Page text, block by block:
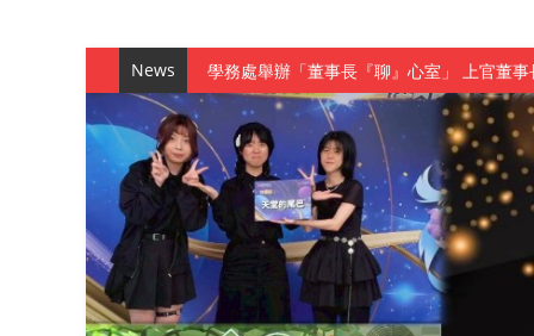
News
學務處舉辦「董事長『聊』心室」 上官董
成人之美成就學生夢想 菁英學程陪伴財金
金曲陣容強勢進駐！中國科大原民音樂成果
數媒系《天堂的尾巴》、《礦影》勇奪台灣
師生攜手磨練一個月！觀管系榮獲天籟盃全
一銀彭仁主中國科大開講 解密AI時代的金
通識教育中心主辦「114學年度AI英文自我